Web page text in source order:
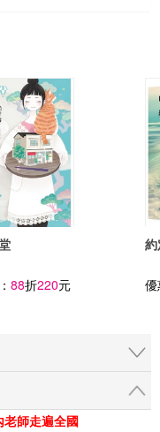
88折220元
師走遍全國